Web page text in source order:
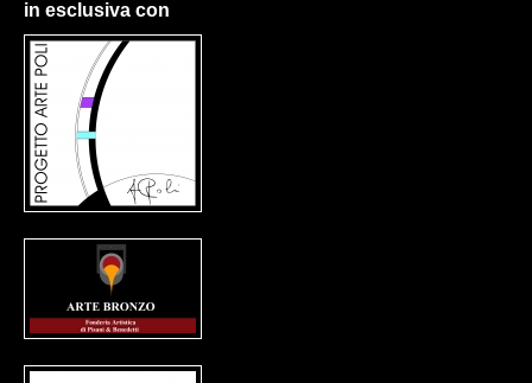
in esclusiva con